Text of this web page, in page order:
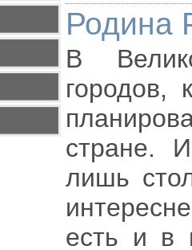
Родина
В
городов,
стране.
лишь
есть и в